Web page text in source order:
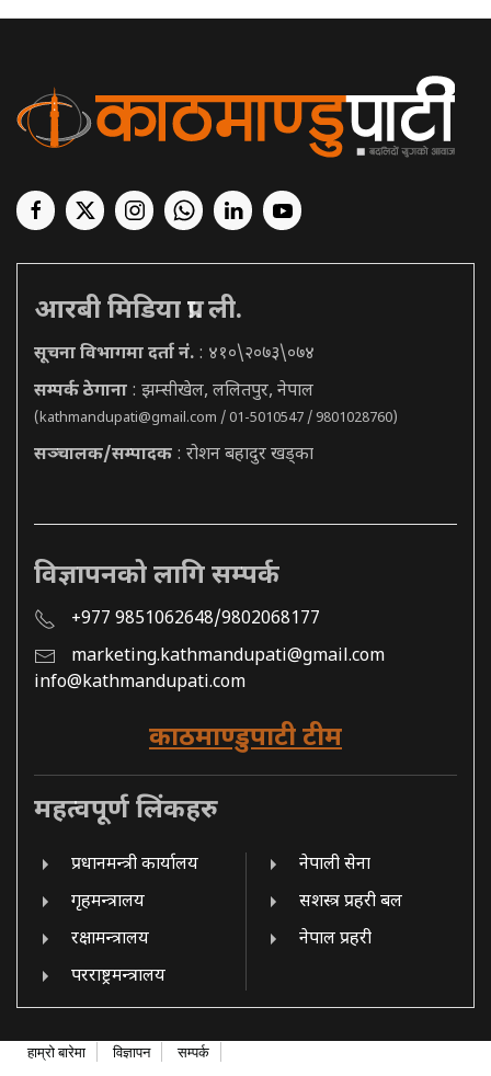
आरबी मिडिया प्रा. ली.
सूचना विभागमा दर्ता नं. : ४१०\२०७३\०७४
सम्पर्क ठेगाना : झम्सीखेल, ललितपुर, नेपाल
(kathmandupati@gmail.com / 01-5010547 / 9801028760)
सञ्चालक/सम्पादक : रोशन बहादुर खड्का
विज्ञापनको लागि सम्पर्क
+977 9851062648/9802068177
marketing.kathmandupati@gmail.com
info@kathmandupati.com
काठमाण्डुपाटी टीम
महत्वपूर्ण लिंकहरु
प्रधानमन्त्री कार्यालय
गृहमन्त्रालय
रक्षामन्त्रालय
परराष्ट्रमन्त्रालय
नेपाली सेना
सशस्त्र प्रहरी बल
नेपाल प्रहरी
हाम्रो बारेमा विज्ञापन सम्पर्क